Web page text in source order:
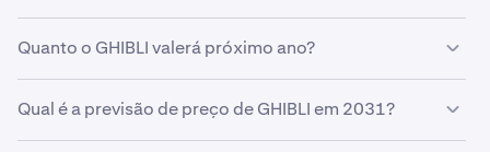
Com base em sua previsão de taxa de crescimento de
Quanto o GHIBLI valerá próximo ano?
Com base em sua projeção de crescimento, aprevisão
Qual é a previsão de preço de GHIBLI em 2031?